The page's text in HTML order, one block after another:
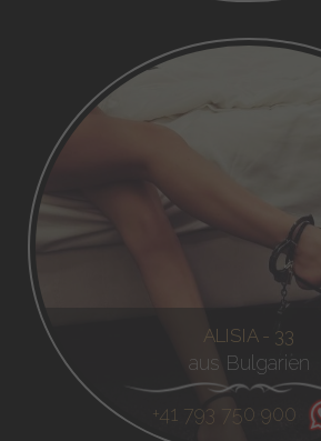
ALISIA - 33
aus Bulgarien
+41 793 750 900